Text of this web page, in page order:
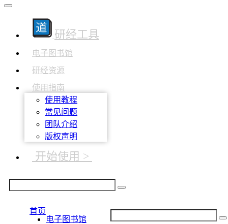
研经工具
电子图书馆
研经资源
使用指南
使用教程
常见问题
团队介绍
版权声明
开始使用 >
首页
电子图书馆